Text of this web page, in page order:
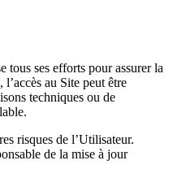
ses efforts pour assurer la
au Site peut être
techniques ou de
risques de l’Utilisateur.
de la mise à jour